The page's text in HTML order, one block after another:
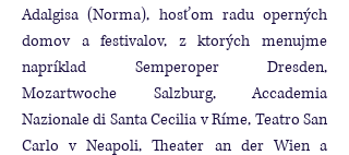
Adalgisa (Norma), hosťom radu operných
domov a festivalov, z ktorých menujme
napríklad Semperoper Dresden,
Mozartwoche Salzburg, Accademia
Nazionale di Santa Cecilia v Ríme, Teatro San
Carlo v Neapoli, Theater an der Wien a